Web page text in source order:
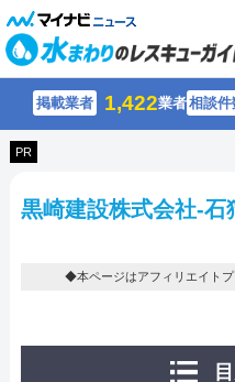
掲載業者 1,422業者相談件
PR
黒崎建設株式会社-石
◆本ページはアフィリエイトプ